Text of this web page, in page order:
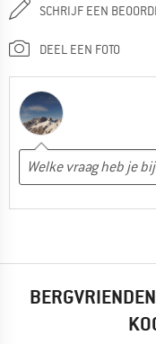
SCHRIJF EEN
DEEL EEN FOTO